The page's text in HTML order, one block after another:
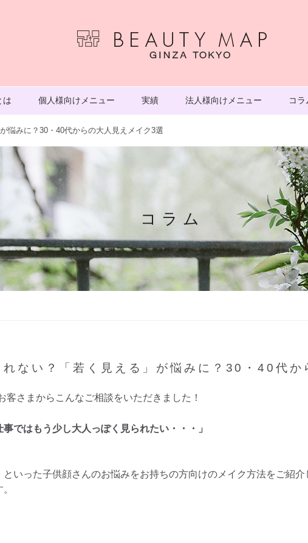
は 個人様向けメニュー 実績 法人様向けメニュー コラ
悩みに？30・40代からの大人見えメイク3選
コラム
れない？「若く見える」が悩みに？30・40代か
さまからこんなご相談をいただきました！
ではもう少し大人っぽく見られたい・・・」
いった子供顔さんのお悩みをお持ちの方向けのメイク方法をご紹介